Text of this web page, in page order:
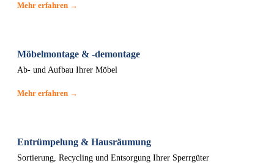
Mehr erfahren →
Möbelmontage & -demontage
Ab- und Aufbau Ihrer Möbel
Mehr erfahren →
Entrümpelung & Hausräumung
Sortierung, Recycling und Entsorgung Ihrer Sperrgüter